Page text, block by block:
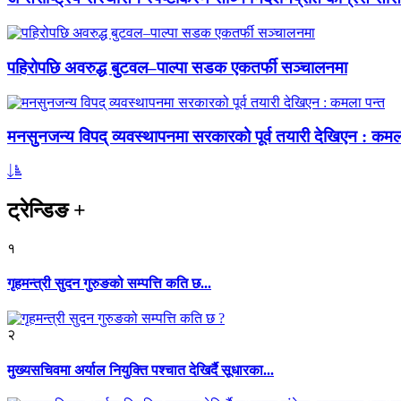
पहिरोपछि अवरुद्ध बुटवल–पाल्पा सडक एकतर्फी सञ्चालनमा
मनसुनजन्य विपद् व्यवस्थापनमा सरकारको पूर्व तयारी देखिएन :
ट्रेन्डिङ+
१
गृहमन्त्री सुदन गुरुङको सम्पत्ति कति छ...
२
मुख्यसचिवमा अर्याल नियुक्ति पश्चात देखिर्दै सूधारका...